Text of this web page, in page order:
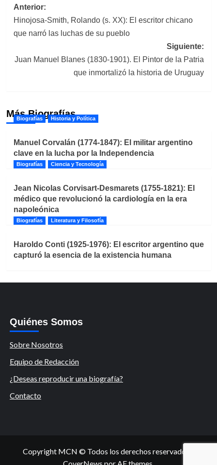
Navegación
de
entradas
Anterior:
Hinojosa-Smith, Rolando (s. XX): El escritor chicano
que narró las luchas de su pueblo
Siguiente:
Juan Manuel Blanes (1830-1901). El Pintor de la Patria
que inmortalizó la historia de Uruguay
Más Biografías
Biografías Historia y Política
Manuel Corvalán (1774-1847): El militar argentino
clave en la lucha por la Independencia
Biografías Ciencia y Tecnología
Jean Nicolas Corvisart-Desmarets (1755-1821): El
médico que revolucionó la cardiología en la era
napoleónica
Biografías Literatura y Filosofía
Haroldo Conti (1925-1976): El escritor argentino que
capturó la esencia de la existencia humana
Quiénes Somos
Sobre Nosotros
Equipo de Redacción
¿Deseas reproducir una biografía?
Contacto
Copyright MCN © Todos los derechos reservados.
CoverNews por AF themes.